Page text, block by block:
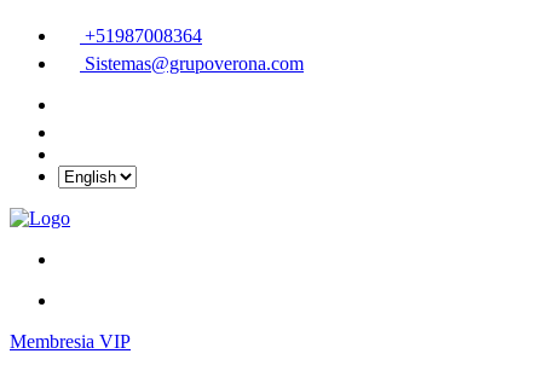
+51987008364
Sistemas@grupoverona.com
Membresia VIP